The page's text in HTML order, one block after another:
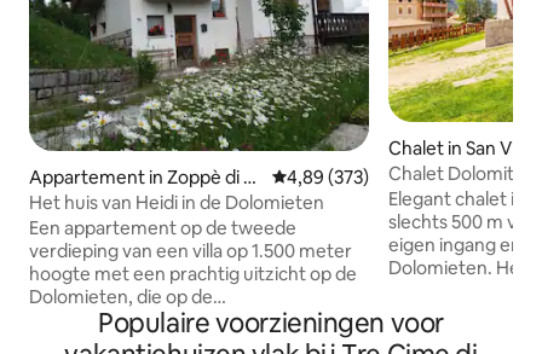
Appartement in Zoppè di C
adore
Gemiddelde beoordeling van
4,89 (373)
Het huis van Heidi in de Dolomieten
Een appartement op de tweede
verdieping van een villa op 1.500 meter
hoogte met een prachtig uitzicht op de
Dolomieten, die op de
Werelderfgoedlijst staan. Het is geschikt
voor stellen met kinderen of voor
Chalet in San Vito
Chalet Dolomiti
10 minuten van
Elegant chalet in
slechts 500 m
eigen ingang en
Dolomieten. Het
slaapkamers, 2
(één per
Populaire voorzieningen voor